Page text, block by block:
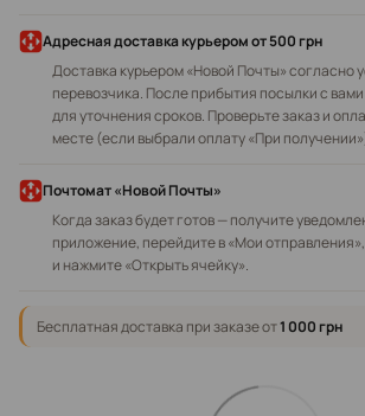
Адресная доставка курьеромот 500 грн
Доставка курьером «Новой Почты» согласно
перевозчика. После прибытия посылки с
для уточнения сроков. Проверьте заказ и
месте (если выбрали оплату «При
Почтомат «Новой Почты»
Когда заказ будет готов — получите
приложение, перейдите в «Мои
и нажмите «Открыть ячейку».
Бесплатная доставка при заказе от1 000 грн